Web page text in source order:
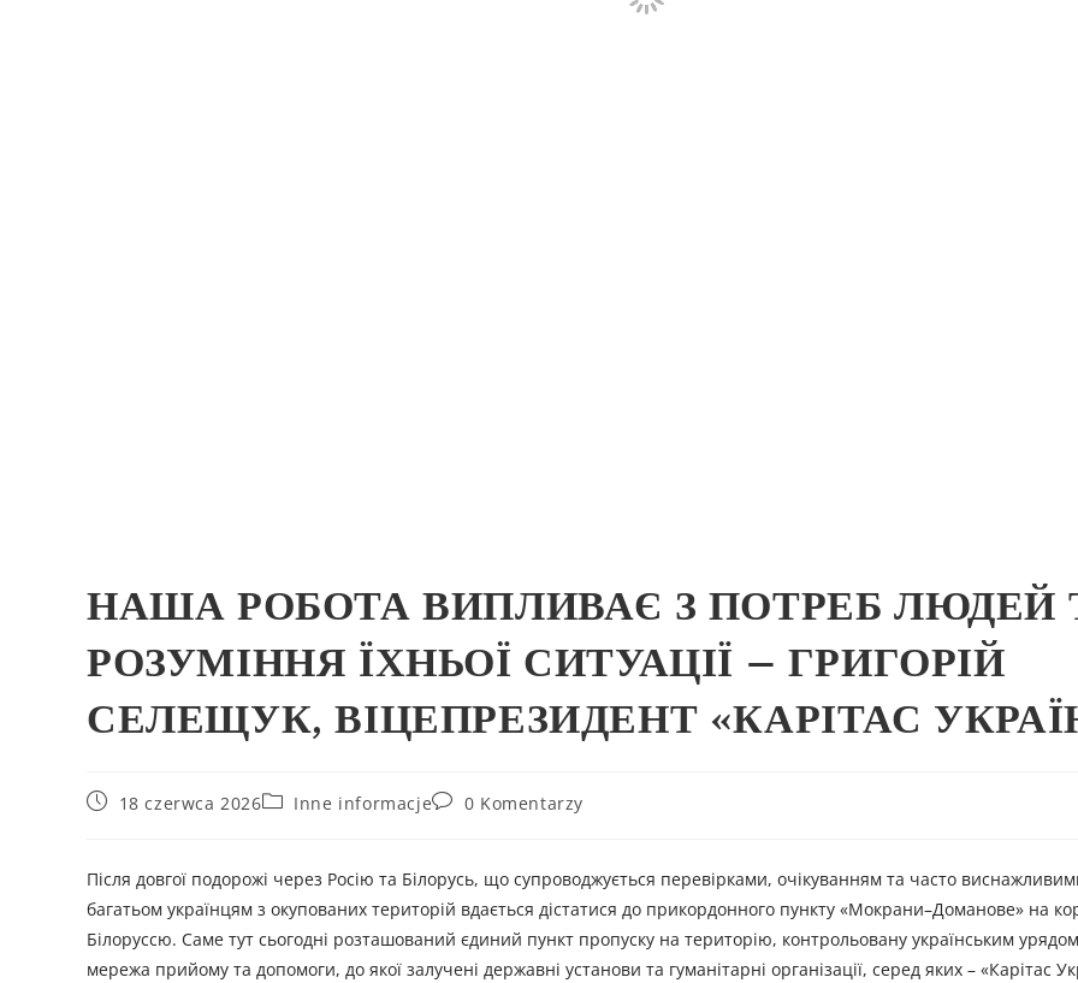
НАША РОБОТА ВИПЛИВАЄ З ПОТРЕБ ЛЮДЕЙ
РОЗУМІННЯ ЇХНЬОЇ СИТУАЦІЇ – ГРИГОРІЙ
СЕЛЕЩУК, ВІЦЕПРЕЗИДЕНТ «КАРІТАС
18 czerwca 2026 Inne informacje 0 Komentarzy
Після довгої подорожі через Росію та Білорусь, що супроводжується перевірками, очікуванням та часто
багатьом українцям з окупованих територій вдається дістатися до прикордонного пункту «Мокрани–Доманове» на
Білоруссю. Саме тут сьогодні розташований єдиний пункт пропуску на територію, контрольовану українським
мережа прийому та допомоги, до якої залучені державні установи та гуманітарні організації, серед яких – «Карітас